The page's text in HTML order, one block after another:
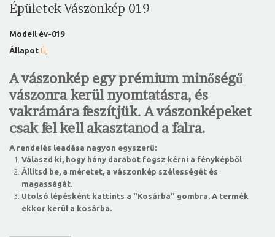
Épületek Vászonkép 019
Modell év-019
Állapot Új
A vászonkép egy prémium minőségű
vászonra kerül nyomtatásra, és
vakrámára feszítjük. A vászonképeket
csak fel kell akasztanod a falra.
A rendelés leadása nagyon egyszerű:
Válaszd ki, hogy hány darabot fogsz kérni a fényképből
Állítsd be, a méretet, a vászonkép szélességét és
magasságát.
Utolsó lépésként kattints a "Kosárba" gombra. A termék
ekkor kerül a kosárba.